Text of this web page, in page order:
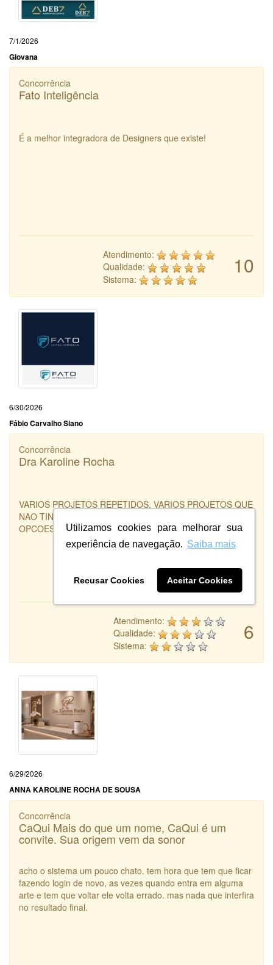
Utilizamos cookies para melhorar sua
experiência de navegação. Saiba mais
Recusar Cookies Aceitar Cookies
7/1/2026
Giovana
Concorrência
Fato Inteligência
É a melhor integradora de Designers que existe!
10
Atendimento:
Qualidade:
Sistema:
6/30/2026
Fábio Carvalho Siano
Concorrência
Dra Karoline Rocha
VARIOS PROJETOS REPETIDOS, VARIOS PROJETOS QUE
NAO TINHAM NADA COM O BREEFING , PAGUEI PELAS
OPCOES EXTRAS E NAO RECEBI NENHUMA.
6
Atendimento:
Qualidade:
Sistema:
6/29/2026
ANNA KAROLINE ROCHA DE SOUSA
Concorrência
CaQui Mais do que um nome, CaQui é um
convite. Sua origem vem da sonor
acho o sistema um pouco chato. tem hora que tem que ficar
fazendo login de novo, as vezes quando entra em alguma
arte e tem que voltar ele volta errado. mas nada que interfira
no resultado final.